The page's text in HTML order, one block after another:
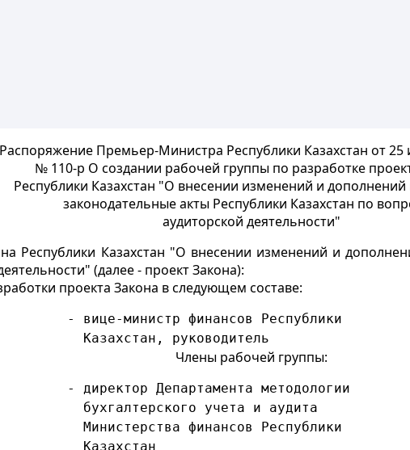
Распоряжение Премьер-Министра Республики Казахстан от 25
№ 110-р О создании рабочей группы по разработке
Республики Казахстан "О внесении изменений и
законодательные акты Республики Казахстан по
аудиторской деятельности"
Республики Казахстан "О внесении изменений и
(далее - проект Закона):
проекта Закона в следующем составе:
- вице-министр финансов Республики
Казахстан, руководитель
Члены рабочей группы:
- директор Департамента методологии
бухгалтерского учета и аудита
Республики